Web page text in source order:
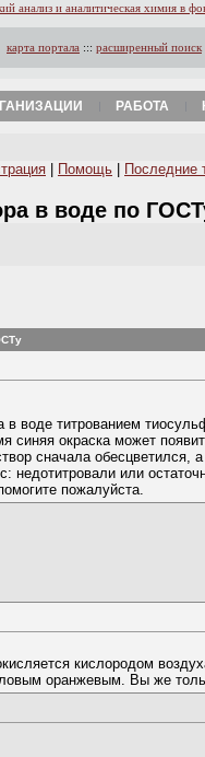
анализ и аналитическая химия в
карта портала ::: расширенный поиск
РАБОТА
Помощь Последние
в воде по
воде титрованием
синяя окраска может
сначала
недотитровали или
пожалуйста.
кислородом
оранжевым. Вы же